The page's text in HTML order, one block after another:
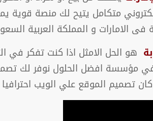
متكامل يتيح لك منصة
فى الامارات و المملكة العربية
هو الحل الامثل اذا كنت تفكر في